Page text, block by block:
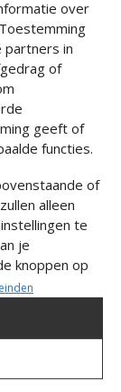
over
partners in
of
geeft of
functies.
of
alleen
te
je
knoppen op
De prestaties